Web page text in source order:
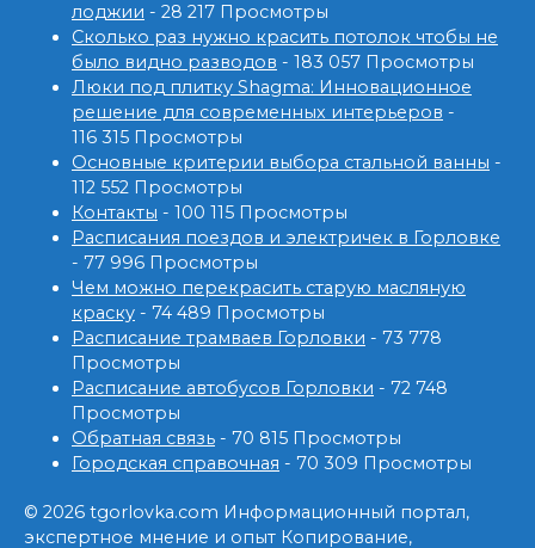
лоджии - 28 217 Просмотры
Сколько раз нужно красить потолок чтобы не
было видно разводов - 183 057 Просмотры
Люки под плитку Shagma: Инновационное
решение для современных интерьеров -
116 315 Просмотры
Основные критерии выбора стальной ванны -
112 552 Просмотры
Контакты - 100 115 Просмотры
Расписания поездов и электричек в Горловке
- 77 996 Просмотры
Чем можно перекрасить старую масляную
краску - 74 489 Просмотры
Расписание трамваев Горловки - 73 778
Просмотры
Расписание автобусов Горловки - 72 748
Просмотры
Обратная связь - 70 815 Просмотры
Городская справочная - 70 309 Просмотры
© 2026 tgorlovka.com Информационный портал,
экспертное мнение и опыт Копирование,